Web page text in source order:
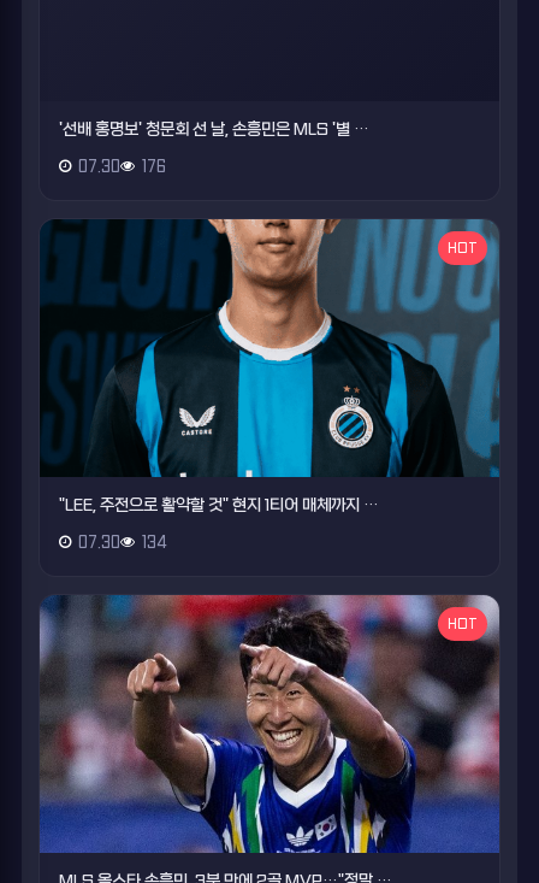
'선배 홍명보' 청문회 선 날, 손흥민은 MLS '별 …
07.30 176
HOT
"LEE, 주전으로 활약할 것" 현지 1티어 매체까지 …
07.30 134
HOT